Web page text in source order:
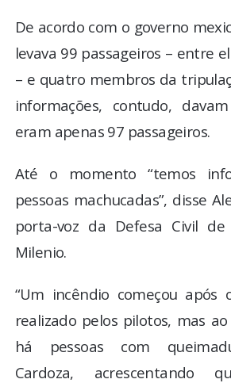
De acordo com o governo
levava 99 passageiros – entre
– e quatro membros da
informações, contudo,
eram apenas 97 passageiros.
Até o momento “temos
pessoas machucadas”, disse
porta-voz da Defesa Civil
Milenio.
“Um incêndio começou após
realizado pelos pilotos, mas
há pessoas com
Cardoza, acrescentando